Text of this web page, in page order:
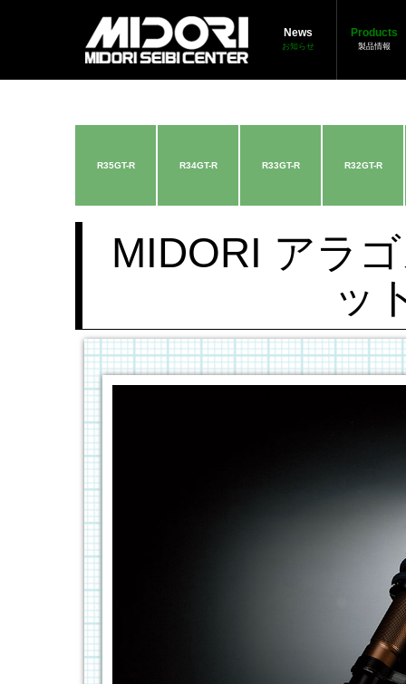
News
お知らせ
Products
製品情報
R35GT-R R34GT-R R33GT-R R32GT-R
MIDORI アラ
ッ